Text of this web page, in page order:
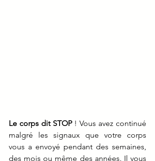
Le corps dit STOP ! Vous avez continué
malgré les signaux que votre corps
vous a envoyé pendant des semaines,
des mois ou même des années. Il vous